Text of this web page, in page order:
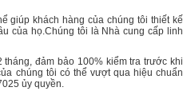
giúp khách hàng của chúng tôi thiết kế
của họ.Chúng tôi là Nhà cung cấp linh
đảm bảo 100% kiểm tra trước khi
chúng tôi có thể vượt qua hiệu chuẩn
ủy quyền.